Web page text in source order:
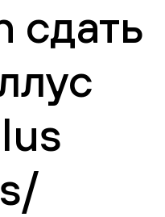
сдать